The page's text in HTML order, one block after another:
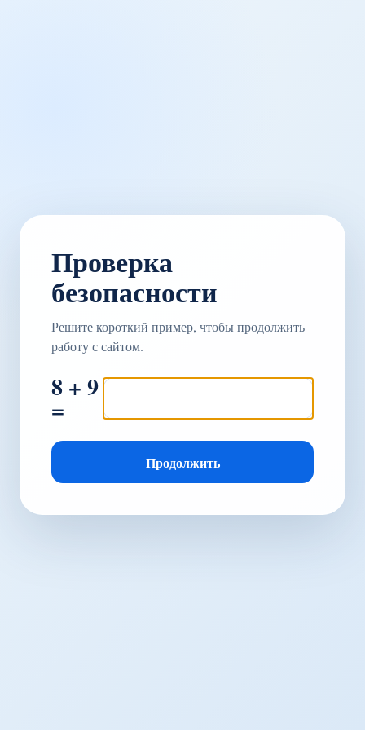
Проверка
безопасности
Решите короткий пример, чтобы продолжить
работу с сайтом.
8 + 9
=
Продолжить